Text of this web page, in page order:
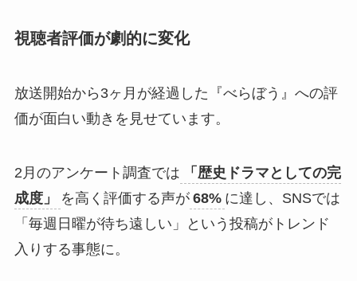
視聴者評価が劇的に変化
放送開始から3ヶ月が経過した『べらぼう』への評
価が面白い動きを見せています。
2月のアンケート調査では
「歴史ドラマとしての完
成度」
を高く評価する声が 68% に達し、SNSでは
「毎週日曜が待ち遠しい」という投稿がトレンド
入りする事態に。